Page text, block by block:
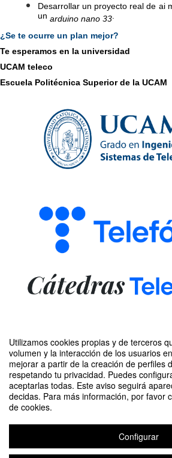
Utilizamos cookies propias y de terceros
volumen y la interacción de los usuarios
mejorar a partir de la creación de perfiles
respetando tu privacidad. Puedes
aceptarlas todas. Este aviso seguirá
decidas. Para más información, por favor
de cookies.
Configurar
Desarrollar un proyecto real de ai
un arduino nano 33.
¿Se te ocurre un plan mejor?
Te esperamos en la universidad
UCAM teleco
Escuela Politécnica Superior de la UCAM
Compartir por email
Smart Kids - UCAM Teleco - ABRIL 2023.